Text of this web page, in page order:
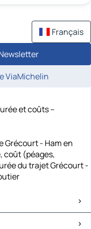
Français
ViaMichelin
et coûts –
- Ham en
coût (péages,
du trajet Grécourt -